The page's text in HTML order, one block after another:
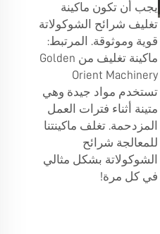
يجب أن تكون ماكينة
تغليف شرائح الشوكولاتة
قوية وموثوقة. المرتبط:
ماكينة تغليف من Golden
Orient Machinery
تستخدم مواد جيدة وهي
متينة أثناء فترات العمل
المزدحمة. تغلف ماكينتنا
للمعالجة شرائح
الشوكولاتة بشكل مثالي
في كل مرة!